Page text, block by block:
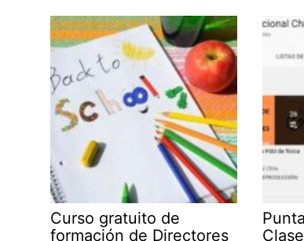
Curso gratuito de
formación de Directores